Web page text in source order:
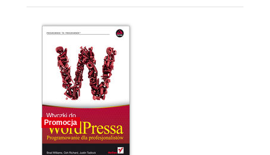
Promocja